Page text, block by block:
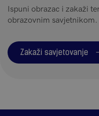
Ispuni obrazac i zakaži
obrazovnim savjetnikom.
Zakaži savjetovanje